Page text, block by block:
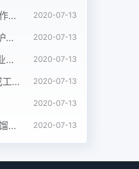
用,保鲜效果好。因此,笔
鲜膜处理的大米MAP保
、黏度1.3试验处理等生
膜研制与应用提供可靠
433 mmx290 mmx0.03
、0L08 mm0 12? mm)
津袋、防鼠保鲜中国煤
关项(003121411)织袋,
定期测作者简介:潘巨忠
JB/T 11699-2013 高处作业吊篮安装、拆卸、使用技术规程 2020-07-13
石油化工设备腐蚀与防护参考书十本免费下载，绝版珍藏 2020-07-13
四喷嘴水煤浆气化炉工业应用情况简介 2020-07-13
Lurgi和ICI低压甲醇合成工艺比较 2020-07-13
2020-07-13
精甲醇及MTO级甲醇精馏工艺技术进展 2020-07-13